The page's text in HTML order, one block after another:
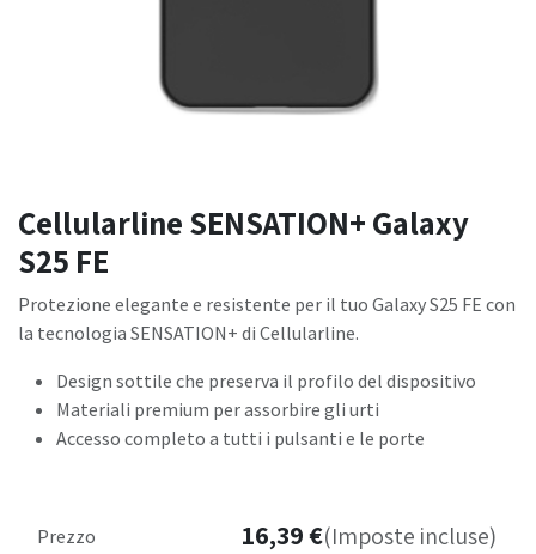
Cellularline SENSATION+ Galaxy
S25 FE
Protezione elegante e resistente per il tuo Galaxy S25 FE con
la tecnologia SENSATION+ di Cellularline.
Design sottile che preserva il profilo del dispositivo
Materiali premium per assorbire gli urti
Accesso completo a tutti i pulsanti e le porte
Prezzo 16,39€(Imposte incluse)